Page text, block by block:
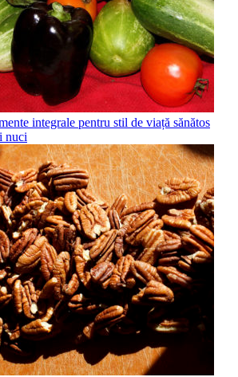
integrale pentru stil de viață sănătos
nuci